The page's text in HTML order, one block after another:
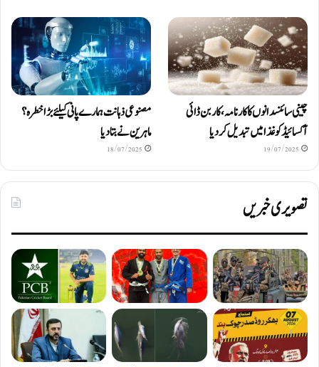
چینی سائنسدانوں کا کارنامہ، کاربن ڈائی
آکسائیڈ کو غذا میں تبدیل کردیا
19/07/2025
مصنوعی ذہانت ہمارے پانی کیلئے بڑا خطرہ؟
ماہرین نے بتا دیا
18/07/2025
تصویری خبریں